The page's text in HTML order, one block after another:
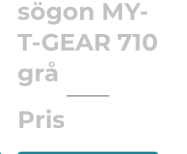
sögon MY-
T-GEAR 710
grå
Pris